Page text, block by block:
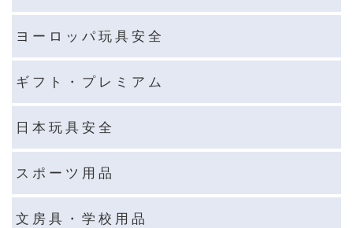
ヨ ー ロ ッ パ 玩 具 安 全
ギ フ ト ・ プ レ ミ ア ム
日 本 玩 具 安 全
ス ポ ー ツ 用 品
文 房 具 ・ 学 校 用 品